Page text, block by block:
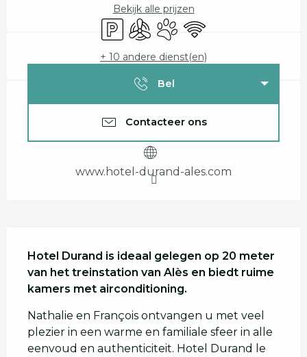
Bekijk alle prijzen
Parkeerplaats
Met aircoDieren toegelaten
Wifi
+ 10 andere dienst(en)
Bel
Contacteer ons
www.hotel-durand-ales.com
Hotel Durand is ideaal gelegen op 20 meter
van het treinstation van Alès en biedt ruime
kamers met airconditioning.
Nathalie en François ontvangen u met veel
plezier in een warme en familiale sfeer in alle
eenvoud en authenticiteit. Hotel Durand le